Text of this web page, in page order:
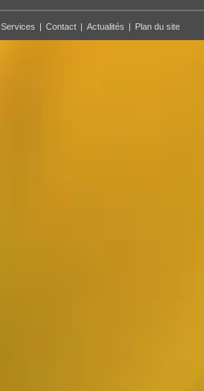
Services | Contact | Actualités | Plan du site